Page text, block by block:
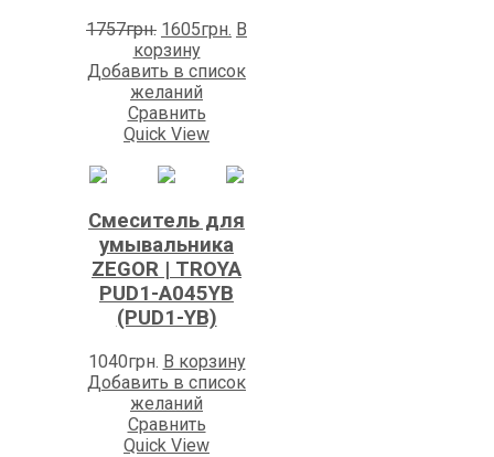
1757грн. Первоначальная
цена
составляла
1757грн..
1605грн. Текущая
1605грн..
В
корзину
Добавить в список
желаний
Сравнить
Quick View
Смеситель для
умывальника
ZEGOR | TROYA
PUD1-A045YB
(PUD1-YB)
1040грн. В корзину
Добавить в список
желаний
Сравнить
Quick View